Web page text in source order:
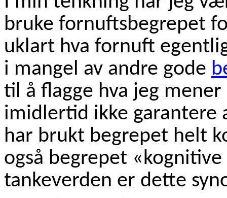
bruke fornuftsbegrepet
uklart hva fornuft
i mangel av andre gode
til å flagge hva jeg
imidlertid ikke garantere
har brukt begrepet helt
også begrepet
tankeverden er dette